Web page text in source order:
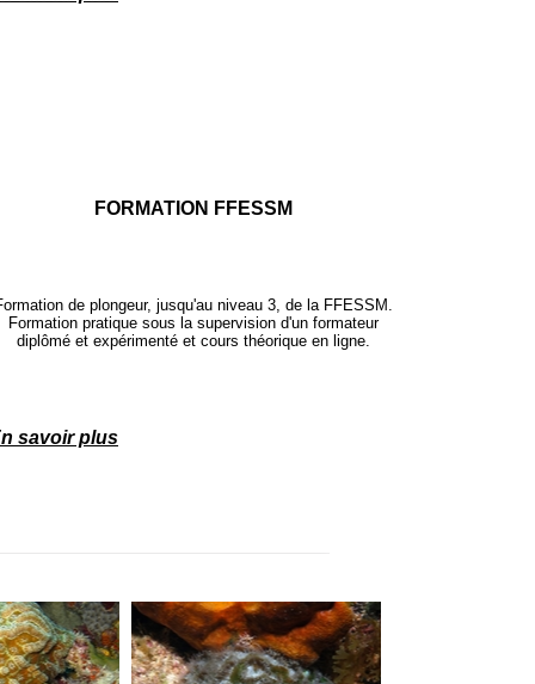
FORMATION FFESSM
de plongeur, jusqu'au niveau 3, de la FFESSM.
Formation pratique sous la supervision d'un formateur
diplômé et expérimenté et cours théorique en ligne.
savoir plus